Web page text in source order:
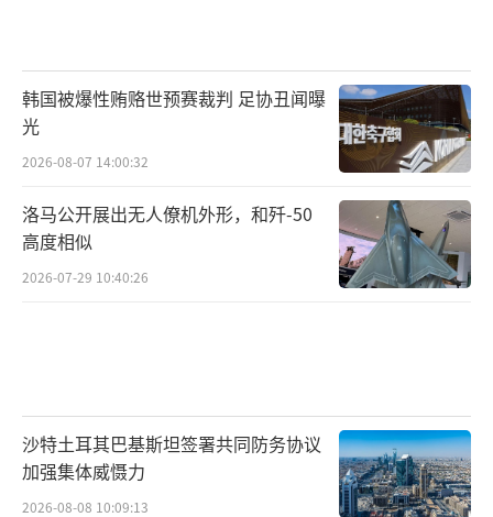
韩国被爆性贿赂世预赛裁判 足协丑闻曝
光
2026-08-07 14:00:32
洛马公开展出无人僚机外形，和歼-50
高度相似
2026-07-29 10:40:26
沙特土耳其巴基斯坦签署共同防务协议
加强集体威慑力
2026-08-08 10:09:13